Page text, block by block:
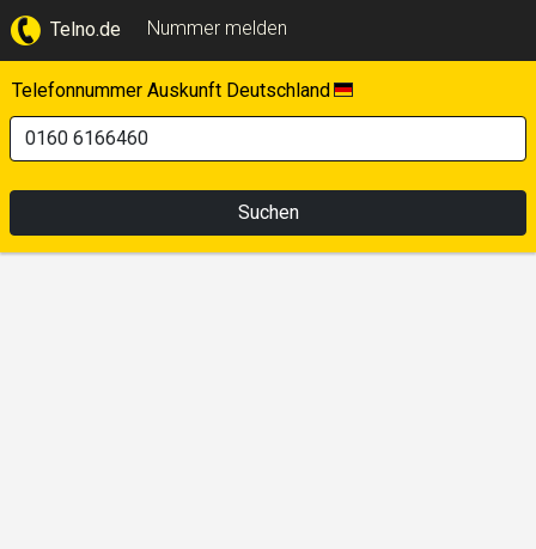
Telno.de Nummer melden
Telefonnummer Auskunft Deutschland
Suchen